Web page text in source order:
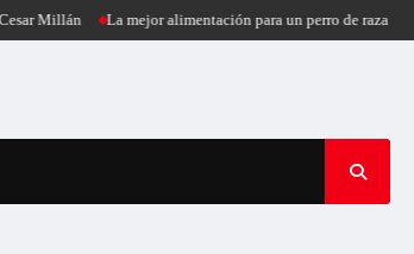
Millán La mejor alimentación para un perro de raza